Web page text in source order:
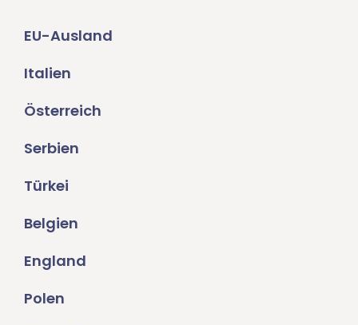
EU-Ausland
Italien
Österreich
Serbien
Türkei
Belgien
England
Polen